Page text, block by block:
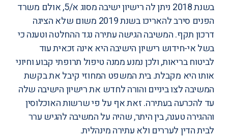
בשנת 2018 ניתן לה רישיון ישיבה מסוג א/5, אולם משרד
הפנים סירב להאריכו בשנת 2019 משום שלא הציגה
דרכון תקף. המשיבה הגישה עתירה נגד ההחלטה וטענה כי
בשל אי-חידוש רישיון הישיבה היא אינה זכאית עוד
לביטוח בריאות, ולכן נמנע ממנה טיפול תרופתי קבוע וחיוני
אותו היא מקבלת. בית המשפט המחוזי קיבל את בקשת
המשיבה לצו ביניים והורה לחדש את רישיון הישיבה שלה
עד להכרעה בעתירה. זאת אף על פי שרשות האוכלוסין
וההגירה טענה, בין היתר, שהיה על המשיבה להגיש ערר
לבית הדין לעררים ולא עתירה מינהלית.